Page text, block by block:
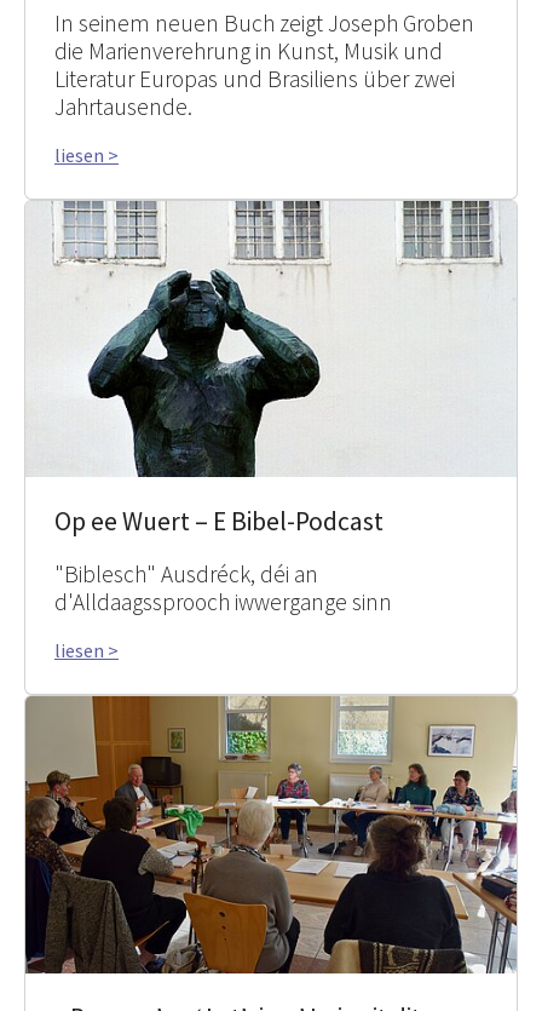
In seinem neuen Buch zeigt Joseph Groben
die Marienverehrung in Kunst, Musik und
Literatur Europas und Brasiliens über zwei
Jahrtausende.
liesen >
Op ee Wuert – E Bibel-Podcast
"Biblesch" Ausdréck, déi an
d'Alldaagssprooch iwwergange sinn
liesen >